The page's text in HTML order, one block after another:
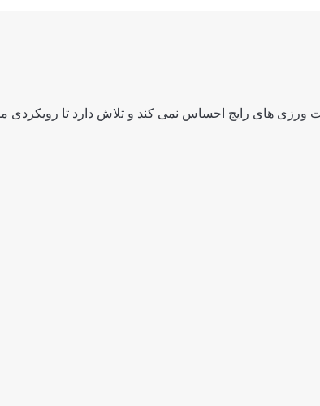
های رایج احساس نمی کند و تلاش دارد تا رویکردی